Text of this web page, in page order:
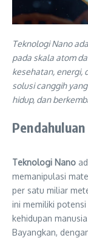
Teknologi Nano
pada skala atom
kesehatan, energi,
solusi canggih
hidup, dan
Pendahuluan
Teknologi Nano
memanipulasi
per satu miliar
ini memiliki
kehidupan
Bayangkan,